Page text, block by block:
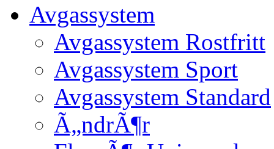
Avgassystem
Avgassystem Rostfritt
Avgassystem Sport
Avgassystem Standard
Ã„ndrÃ¶r